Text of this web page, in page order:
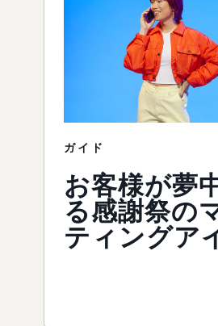
ガイド
お客様が夢
る感謝祭の
ティングア